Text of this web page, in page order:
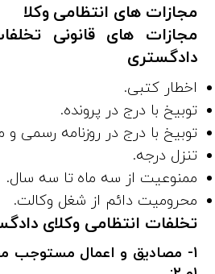
مجازات های انتظامی وکلا
مجازات‌ های قانونی
دادگستری
اخطار کتبی.
توبیخ با درج در پرونده.
توبیخ با درج در روزنامه رسمی و
تنزل درجه.
ممنوعیت از سه ماه تا سه سال.
محرومیت دائم از شغل وکالت.
تخلفات انتظامی وکلای
1- مصادیق و اعمال مستوجب